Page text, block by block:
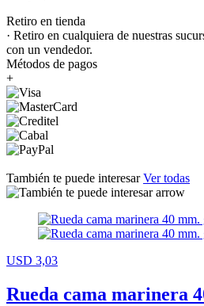
Retiro en tienda
· Retiro en cualquiera de nuestras
con un vendedor.
Métodos de pagos
+
También te puede interesarVer todas
USD 3,03
Rueda cama marinera